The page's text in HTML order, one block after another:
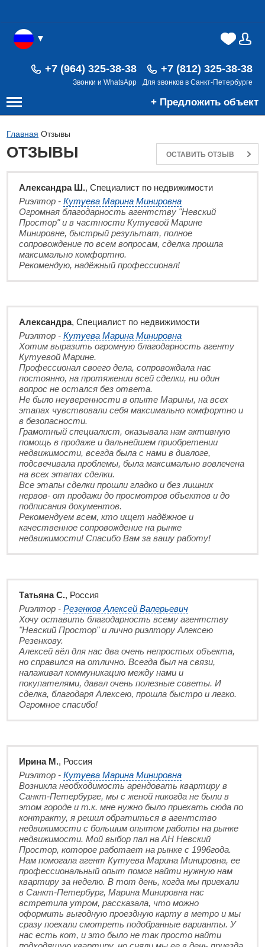
▼ (0)
(0)
+7 (812) 325-38-38
Для звонков в Санкт-Петербурге
+7 (964) 325-38-38
Звонки и WhatsApp
+ Предложить объект
Главная Отзывы
ОТЗЫВЫ ОСТАВИТЬ ОТЗЫВ
Александра Ш., Специалист по недвижимости
Риэлтор -Кутуева Марина Минировна
Огромная благодарность агентству "Невский
Простор" и в частности Кутуевой Марине
Минировне, быстрый результат, полное
сопровождение по всем вопросам, сделка прошла
максимально комфортно.
Рекомендую, надёжный профессионал!
Александра, Специалист по недвижимости
Риэлтор -Кутуева Марина Минировна
Хотим выразить огромную благодарность агенту
Кутуевой Марине.
Профессионал своего дела, сопровождала нас
постоянно, на протяжении всей сделки, ни один
вопрос не остался без ответа.
Не было неуверенности в опыте Марины, на всех
этапах чувствовали себя максимально комфортно и
в безопасности.
Грамотный специалист, оказывала нам активную
помощь в продаже и дальнейшем приобретении
недвижимости, всегда была с нами в диалоге,
подсвечивала проблемы, была максимально вовлечена
на всех этапах сделки.
Все этапы сделки прошли гладко и без лишних
нервов- от продажи до просмотров объектов и до
подписания документов.
Рекомендуем всем, кто ищет надёжное и
качественное сопровождение на рынке
недвижимости! Спасибо Вам за вашу работу!
Татьяна С., Россия
Риэлтор -Резенков Алексей Валерьевич
Хочу оставить благодарность всему агентству
"Невский Простор" и лично риэлтору Алексею
Резенкову.
Алексей вёл для нас два очень непростых объекта,
но справился на отлично. Всегда был на связи,
налаживал коммуникацию между нами и
покупателями, давал очень полезные советы. И
сделка, благодаря Алексею, прошла быстро и легко.
Огромное спасибо!
Ирина М., Россия
Риэлтор -Кутуева Марина Минировна
Возникла необходимость арендовать квартиру в
Санкт-Петербурге, мы с женой никогда не были в
этом городе и т.к. мне нужно было приехать сюда по
контракту, я решил обратиться в агентство
недвижимости с большим опытом работы на рынке
недвижимости. Мой выбор пал на АН Невский
Простор, которое работает на рынке с 1996года.
Нам помогала агент Кутуева Марина Минировна, ее
профессиональный опыт помог найти нужную нам
квартиру за неделю. В тот день, когда мы приехали
в Санкт-Петербург, Марина Минировна нас
встретила утром, рассказала, что можно
оформить выгодную проездную карту в метро и мы
сразу поехали смотреть подобранные варианты. У
нас есть кот, и это было не так просто найти